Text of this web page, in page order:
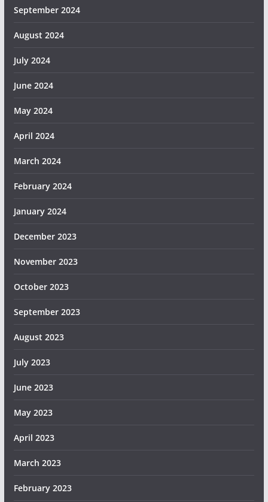
September 2024
August 2024
July 2024
June 2024
May 2024
April 2024
March 2024
February 2024
January 2024
December 2023
November 2023
October 2023
September 2023
August 2023
July 2023
June 2023
May 2023
April 2023
March 2023
February 2023